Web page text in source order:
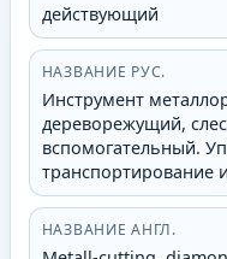
действующий
НАЗВАНИЕ РУС.
Инструмент
дереворежущий,
вспомогательный.
транспортирование
НАЗВАНИЕ АНГЛ.